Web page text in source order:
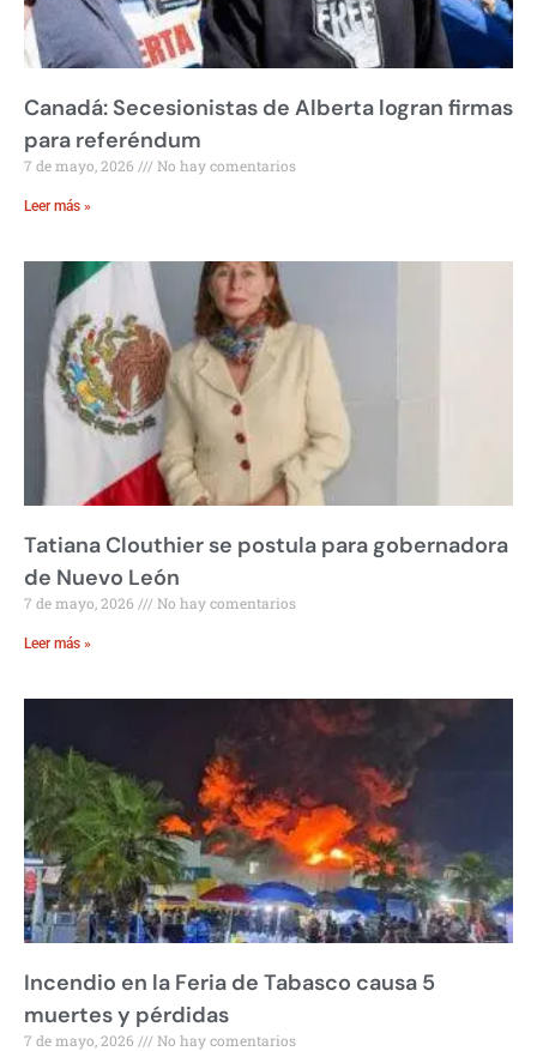
Canadá: Secesionistas de Alberta logran firmas
para referéndum
7 de mayo, 2026 No hay comentarios
Leer más »
Tatiana Clouthier se postula para gobernadora
de Nuevo León
7 de mayo, 2026 No hay comentarios
Leer más »
Incendio en la Feria de Tabasco causa 5
muertes y pérdidas
7 de mayo, 2026 No hay comentarios